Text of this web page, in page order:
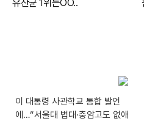
이 대통령 사관학교 통합 발언
에…“서울대 법대·충암고도 없애